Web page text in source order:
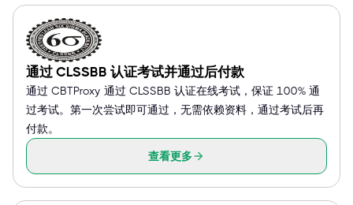
通过 CLSSBB 认证考试并通过后付款
通过 CBTProxy 通过 CLSSBB 认证在线考试，保证 100% 通
过考试。第一次尝试即可通过，无需依赖资料，通过考试后再
付款。
查看更多